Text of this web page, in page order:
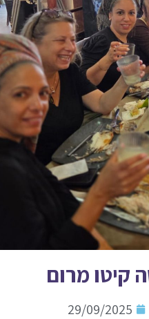
קיטו מרום
29/09/2025